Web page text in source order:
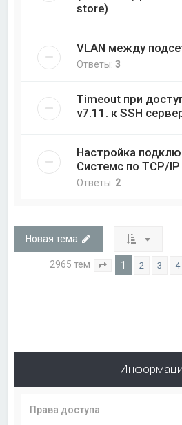
store)
VLAN между
Ответы:3
Timeout при
v7.11. к SSH
Настройка
Системс по TCP/IP
Ответы: 2
Новая тема
2965 тем Страница из 119
1 2 3 4
Права доступа